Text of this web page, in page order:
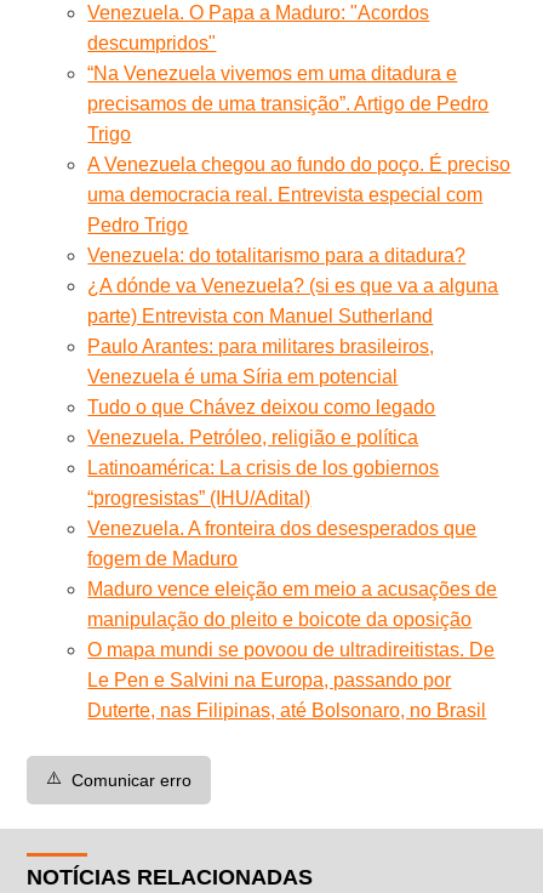
Venezuela. O Papa a Maduro: "Acordos
descumpridos"
“Na Venezuela vivemos em uma ditadura e
precisamos de uma transição”. Artigo de Pedro
Trigo
A Venezuela chegou ao fundo do poço. É preciso
uma democracia real. Entrevista especial com
Pedro Trigo
Venezuela: do totalitarismo para a ditadura?
¿A dónde va Venezuela? (si es que va a alguna
parte) Entrevista con Manuel Sutherland
Paulo Arantes: para militares brasileiros,
Venezuela é uma Síria em potencial
Tudo o que Chávez deixou como legado
Venezuela. Petróleo, religião e política
Latinoamérica: La crisis de los gobiernos
“progresistas” (IHU/Adital)
Venezuela. A fronteira dos desesperados que
fogem de Maduro
Maduro vence eleição em meio a acusações de
manipulação do pleito e boicote da oposição
O mapa mundi se povoou de ultradireitistas. De
Le Pen e Salvini na Europa, passando por
Duterte, nas Filipinas, até Bolsonaro, no Brasil
⚠️ Comunicar erro
NOTÍCIAS RELACIONADAS